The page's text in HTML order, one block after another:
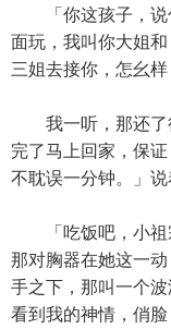
「你这孩子，说
面玩，我叫你大姐和
三姐去接你，怎幺样
我一听，那还了
完了马上回家，保证
不耽误一分钟。」说
「吃饭吧，小祖
那对胸器在她这一动
手之下，那叫一个
看到我的神情，俏脸